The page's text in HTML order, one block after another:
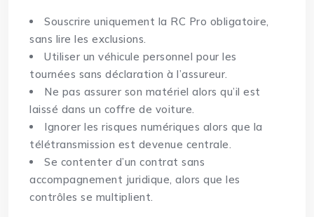
Souscrireuniquement la RC Pro obligatoire,
sans lire les exclusions.
Utiliser un véhicule personnel pour les
tournées sans déclaration à l’assureur.
Ne pas assurer son matériel alors qu’il est
laissé dans un coffre de voiture.
Ignorer les risques numériques alors que la
télétransmission est devenue centrale.
Se contenter d’un contrat sans
accompagnement juridique, alors que les
contrôles se multiplient.